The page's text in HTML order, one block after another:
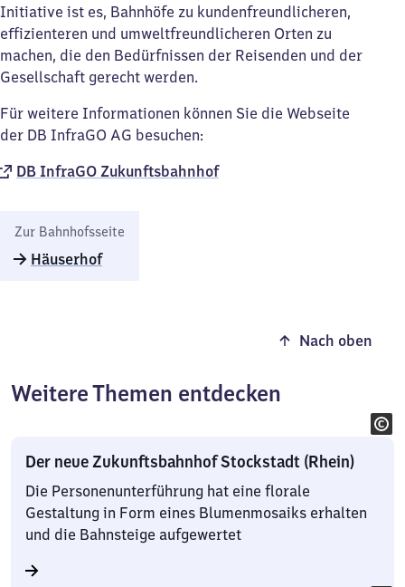
Initiative ist es, Bahnhöfe zu kundenfreundlicheren,
effizienteren und umweltfreundlicheren Orten zu
machen, die den Bedürfnissen der Reisenden und der
Gesellschaft gerecht werden.
Für weitere Informationen können Sie die Webseite
der DB InfraGO AG besuchen:
DB InfraGO Zukunftsbahnhof​
Zur Bahnhofsseite
Häuserhof
Nach oben
Weitere Themen entdecken
Der neue Zukunftsbahnhof Stockstadt (Rhein)
Die Personenunterführung hat eine florale
Gestaltung in Form eines Blumenmosaiks erhalten
und die Bahnsteige aufgewertet